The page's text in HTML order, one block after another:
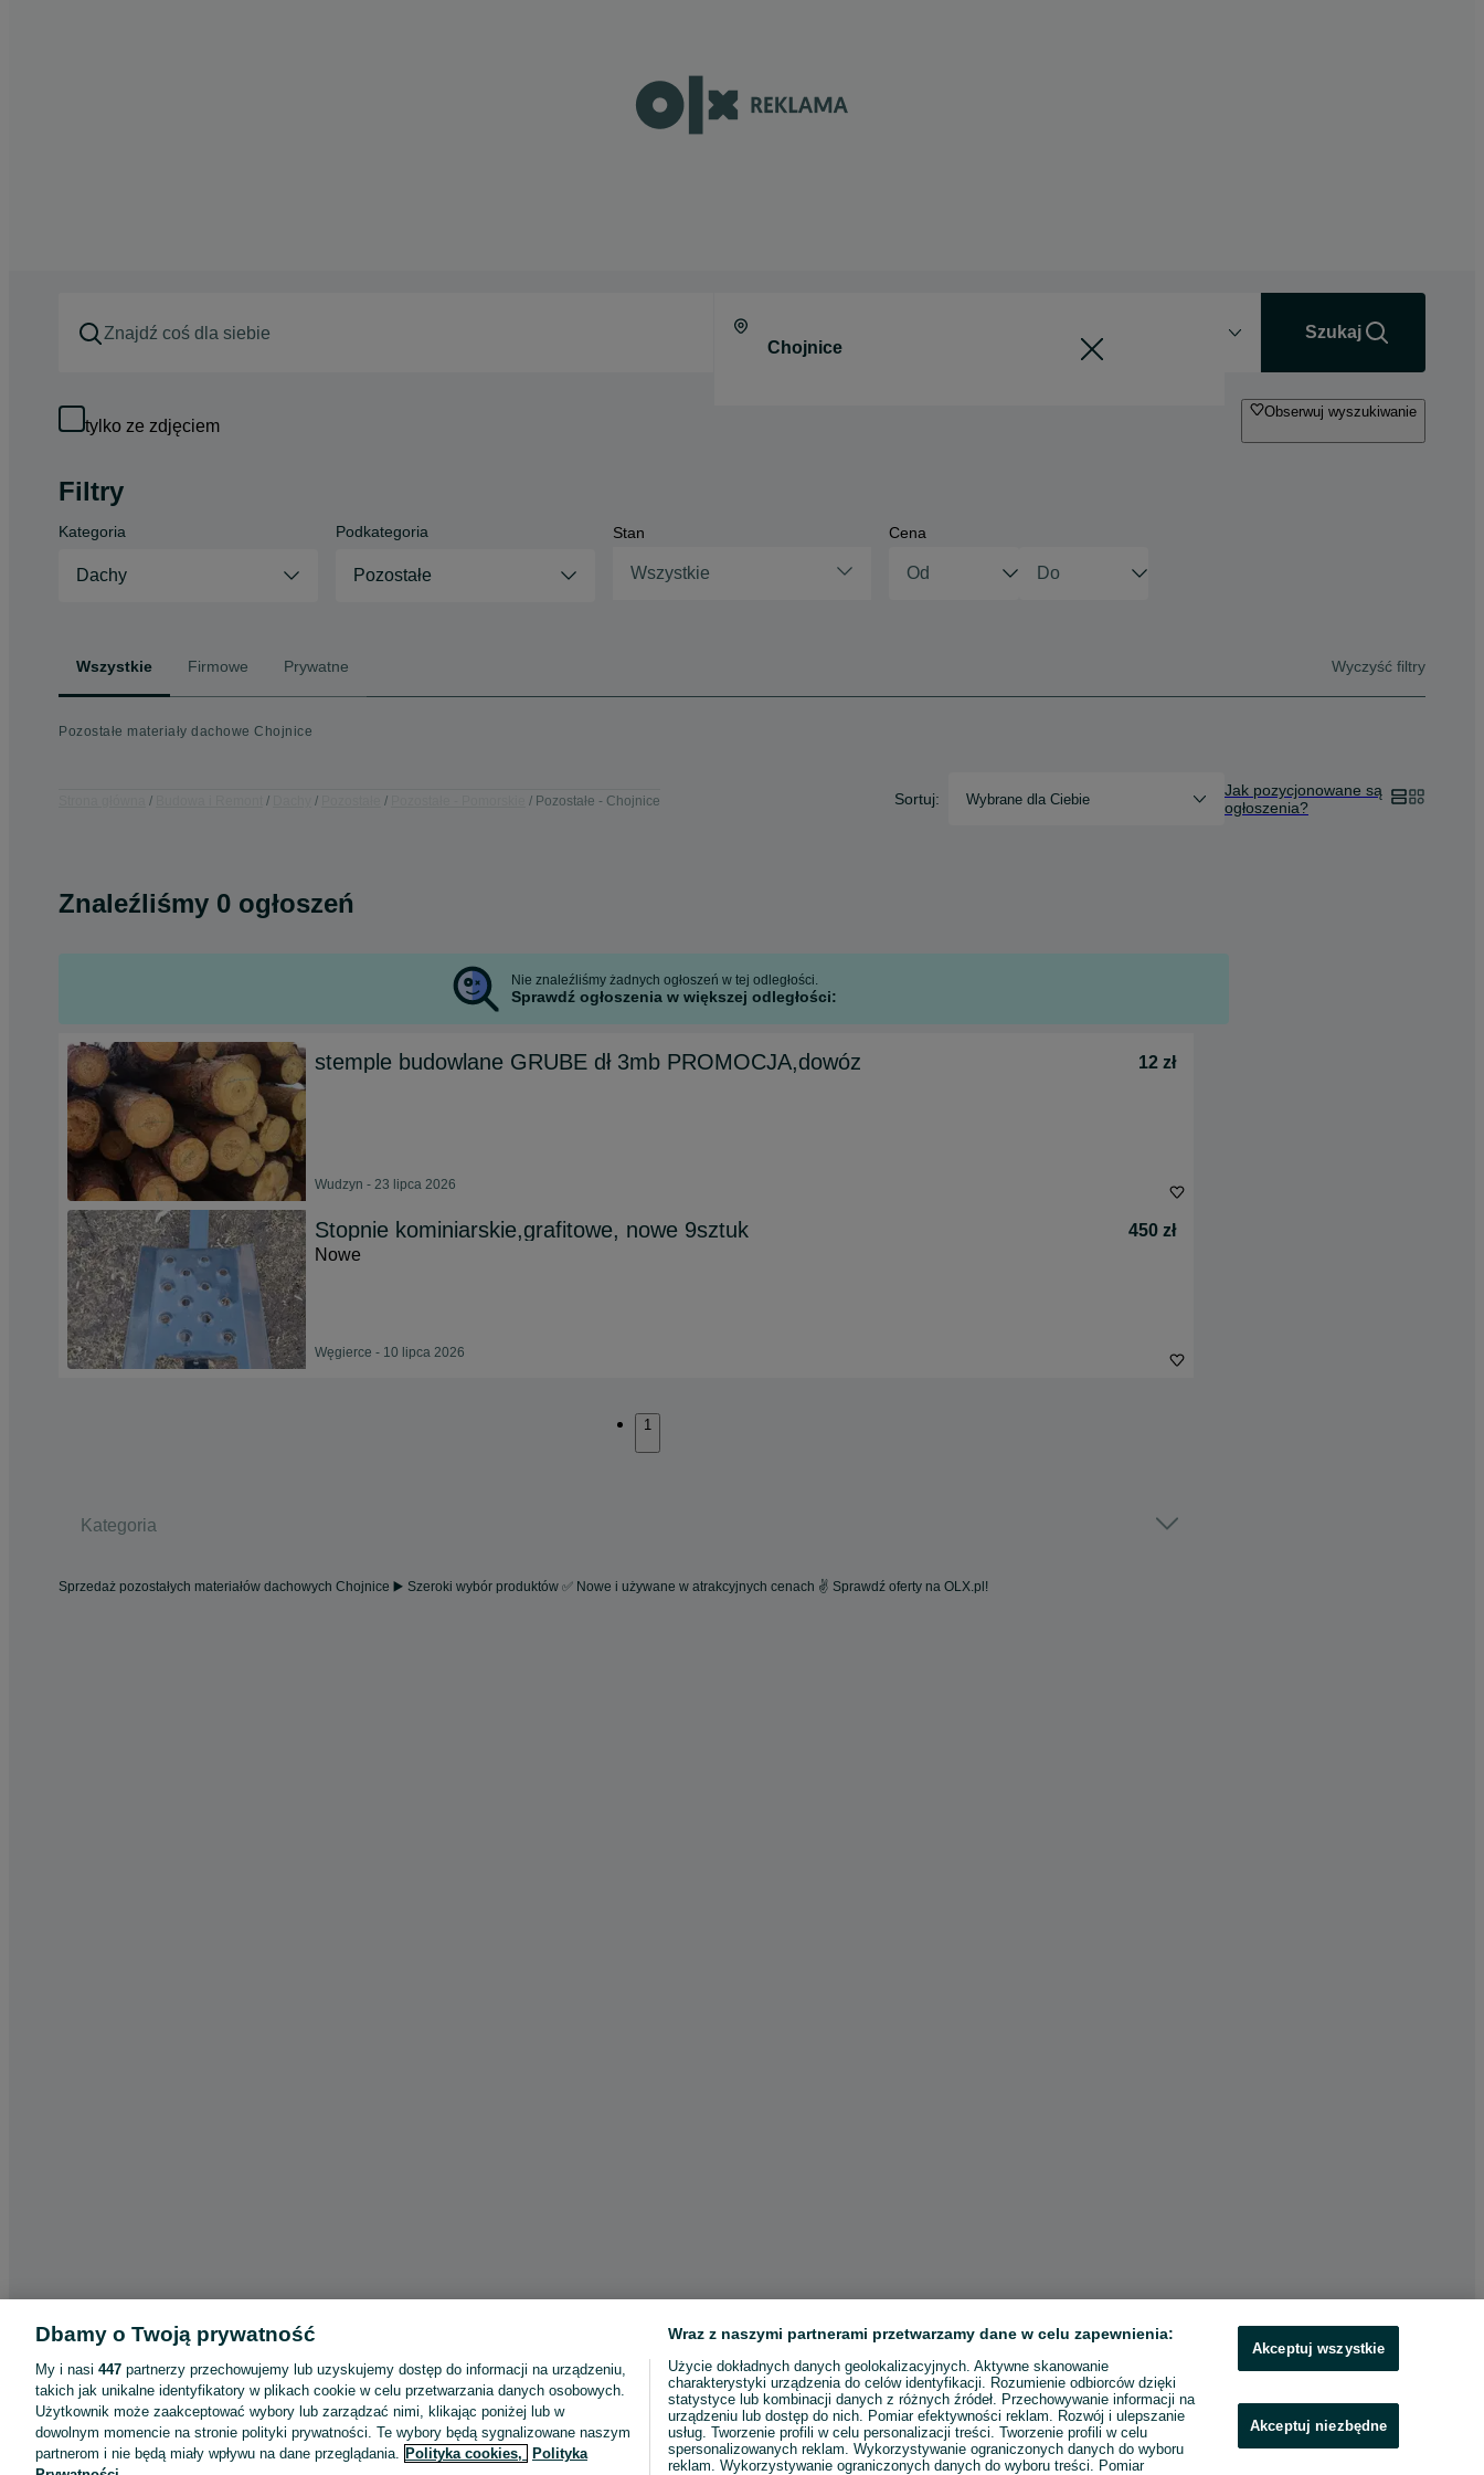
Szukaj
tylko ze zdjęciem
Obserwuj wyszukiwanie
Filtry
Kategoria
Dachy
Podkategoria
Pozostałe
Stan
Wszystkie
Cena
Wszystkie Firmowe Prywatne Wyczyść filtry
Pozostałe materiały dachowe Chojnice
Pozostałe - Chojnice Sortuj: Wybrane dla Ciebie
Jak pozycjonowane są
ogłoszenia?
Znaleźliśmy 0 ogłoszeń
Nie znaleźliśmy żadnych ogłoszeń w tej odległości.
Sprawdź ogłoszenia w większej odległości:
stemple budowlane GRUBE dł 3mb PROMOCJA,dowóz 12 zł
Wudzyn - 23 lipca 2026
Stopnie kominiarskie,grafitowe, nowe 9sztuk
450 zł
Nowe
Węgierce - 10 lipca 2026
1
Kategoria
Sprzedaż pozostałych materiałów dachowych Chojnice ▶️ Szeroki wybór produktów ✅ Nowe i używane w atrakcyjnych cenach ✌ Sprawdź oferty na OLX.pl!
Aplikacje mobilne OLX.pl
Pomoc
Wyróżnione ogłoszenia
Dbamy o Twoją prywatność
My i nasi 447 partnerzy przechowujemy lub uzyskujemy dostęp do informacji na urządzeniu,
takich jak unikalne identyfikatory w plikach cookie w celu przetwarzania danych osobowych.
Użytkownik może zaakceptować wybory lub zarządzać nimi, klikając poniżej lub w
dowolnym momencie na stronie polityki prywatności. Te wybory będą sygnalizowane naszym
partnerom i nie będą miały wpływu na dane przeglądania. Polityka cookies,
Polityka
Wraz z naszymi partnerami przetwarzamy dane w celu zapewnienia:
Użycie dokładnych danych geolokalizacyjnych. Aktywne skanowanie
charakterystyki urządzenia do celów identyfikacji. Rozumienie odbiorców dzięki
statystyce lub kombinacji danych z różnych źródeł. Przechowywanie informacji na
urządzeniu lub dostęp do nich. Pomiar efektywności reklam. Rozwój i ulepszanie
usług. Tworzenie profili w celu personalizacji treści. Tworzenie profili w celu
spersonalizowanych reklam. Wykorzystywanie ograniczonych danych do wyboru
reklam. Wykorzystywanie ograniczonych danych do wyboru treści. Pomiar
Akceptuj wszystkie
Akceptuj niezbędne